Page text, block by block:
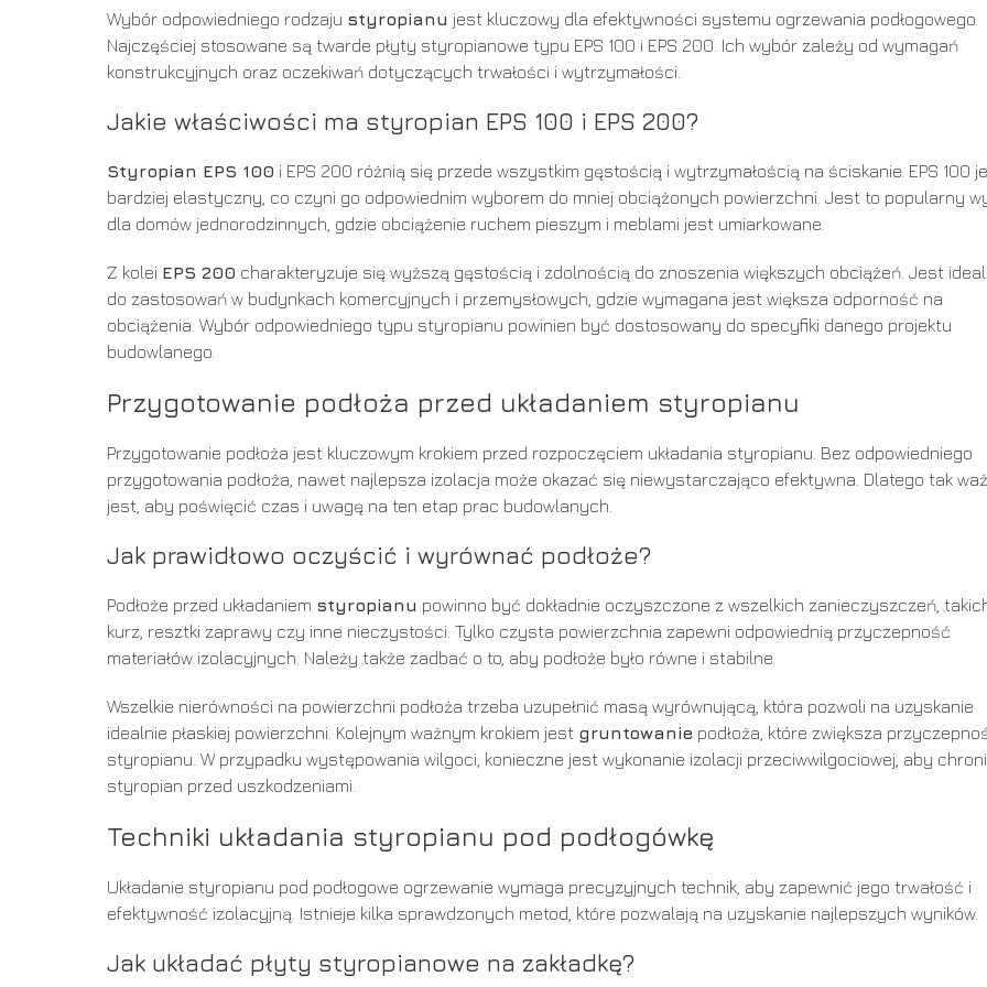
Wybór odpowiedniego rodzaju styropianu jest kluczowy dla efektywności systemu ogrzewania podłogowego.
Najczęściej stosowane są twarde płyty styropianowe typu EPS 100 i EPS 200. Ich wybór zależy od wymagań
konstrukcyjnych oraz oczekiwań dotyczących trwałości i wytrzymałości.
Jakie właściwości ma styropian EPS 100 i EPS 200?
Styropian EPS 100 i EPS 200 różnią się przede wszystkim gęstością i wytrzymałością na ściskanie. EPS 100
bardziej elastyczny, co czyni go odpowiednim wyborem do mniej obciążonych powierzchni. Jest to popularny
dla domów jednorodzinnych, gdzie obciążenie ruchem pieszym i meblami jest umiarkowane.
Z kolei EPS 200 charakteryzuje się wyższą gęstością i zdolnością do znoszenia większych obciążeń. Jest
do zastosowań w budynkach komercyjnych i przemysłowych, gdzie wymagana jest większa odporność na
obciążenia. Wybór odpowiedniego typu styropianu powinien być dostosowany do specyfiki danego projektu
budowlanego.
Przygotowanie podłoża przed układaniem styropianu
Przygotowanie podłoża jest kluczowym krokiem przed rozpoczęciem układania styropianu. Bez odpowiedniego
przygotowania podłoża, nawet najlepsza izolacja może okazać się niewystarczająco efektywna. Dlatego tak
jest, aby poświęcić czas i uwagę na ten etap prac budowlanych.
Jak prawidłowo oczyścić i wyrównać podłoże?
Podłoże przed układaniem styropianu powinno być dokładnie oczyszczone z wszelkich zanieczyszczeń,
kurz, resztki zaprawy czy inne nieczystości. Tylko czysta powierzchnia zapewni odpowiednią przyczepność
materiałów izolacyjnych. Należy także zadbać o to, aby podłoże było równe i stabilne.
Wszelkie nierówności na powierzchni podłoża trzeba uzupełnić masą wyrównującą, która pozwoli na uzyskanie
idealnie płaskiej powierzchni. Kolejnym ważnym krokiem jest gruntowanie podłoża, które zwiększa
styropianu. W przypadku występowania wilgoci, konieczne jest wykonanie izolacji przeciwwilgociowej, aby
styropian przed uszkodzeniami.
Techniki układania styropianu pod podłogówkę
Układanie styropianu pod podłogowe ogrzewanie wymaga precyzyjnych technik, aby zapewnić jego trwałość i
efektywność izolacyjną. Istnieje kilka sprawdzonych metod, które pozwalają na uzyskanie najlepszych wyników.
Jak układać płyty styropianowe na zakładkę?